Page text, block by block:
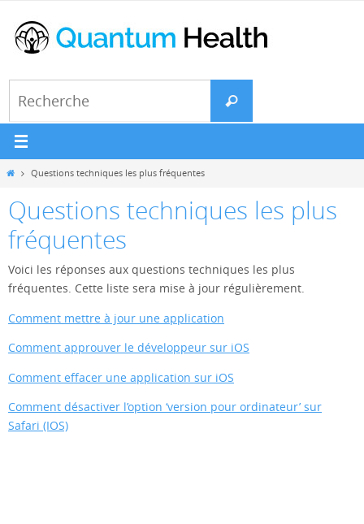
vers
Recherche
HomeQuestions techniques les plus fréquentes
Questions techniques les plus
fréquentes
Voici les réponses aux questions techniques les plus
fréquentes. Cette liste sera mise à jour régulièrement.
Comment mettre à jour une application
Comment approuver le développeur sur iOS
Comment effacer une application sur iOS
Comment désactiver l’option ‘version pour ordinateur’ sur
Safari (IOS)